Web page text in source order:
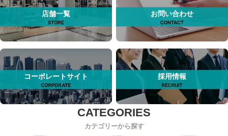
店舗一覧 お問い合わせ
コーポレートサイト 採用情報
カテゴリーから探す